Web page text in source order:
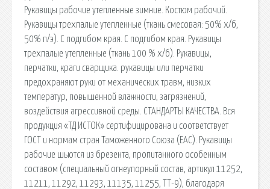
Рукавицы рабочие утепленные зимние. Костюм рабочий.
Рукавицы трехпалые утепленные (ткань смесовая: 50% х/б,
50% п/э). С подгибом края. С подгибом края. Рукавицы
трехпалые утепленные (ткань 100 % х/б). Рукавицы,
перчатки, краги сварщика. рукавицы или перчатки
предохраняют руки от механических травм, низких
температур, повышенной влажности, загрязнений,
воздействия агрессивной среды. СТАНДАРТЫ КАЧЕСТВА. Вся
продукция «ТД ИСТОК» сертифицирована и соответствует
ГОСТ и нормам стран Таможенного Союза (ЕАС). Рукавицы
рабочие шьются из брезента, пропитанного особенным
составом (специальный огнеупорный состав, артикул 11252,
11211, 11292, 11293, 11135, 11255, ТТ-9), благодаря